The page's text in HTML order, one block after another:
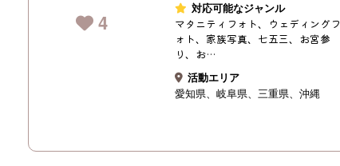
4
対応可能なジャンル
マタニティフォト、ウェディングフ
ォト、家族写真、七五三、お宮参
り、お…
活動エリア
愛知県
岐阜県 三重県 沖縄